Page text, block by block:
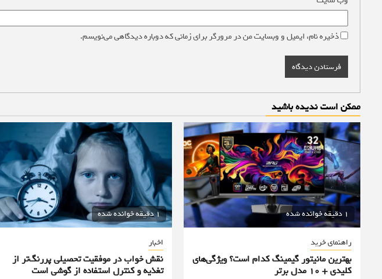
ذخیره نام، ایمیل و وبسایت من در مرورگر برای زمانی که دوباره دیدگاهی می‌نویسم.
ممکن است ندیده باشید
1 دقیقه خوانده شده
راهنمای خرید
بهترین مانیتور گیمینگ کدام است؟ ویژگی‌های
کلیدی + 10 مدل برتر
1 دقیقه خوانده شده
اخبار
نقش خواب در موفقیت تحصیلی پررنگ‌تر از
تغذیه و کنترل استفاده از گوشی است